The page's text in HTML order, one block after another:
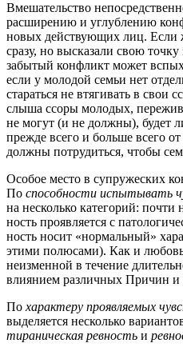
Вмешательство
расширению и углублению
новых действующих лиц. Если
сразу, но высказали свою
забытый конфликт может
если у молодой семьи нет
стараться не втягивать в свои
слыша ссоры молодых,
не могут (и не должны), будет
прежде всего и больше всего
должны потрудиться, чтобы
Особое место в супружеских
По способности испытывать
на несколько категорий:
ность проявляется с
ность носит «нормальный»
эти­ми полюсами). Как и
неизмен­ной в течение
влиянием раз­личных Причин и
По характеру проявляемых
выделяется несколько
ти­раническая ревность и